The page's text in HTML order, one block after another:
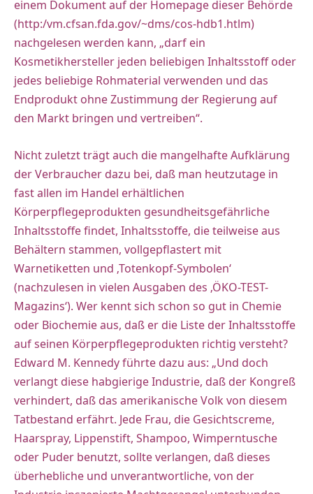
einem Dokument auf der Homepage dieser Behörde
(http:/vm.cfsan.fda.gov/~dms/cos-hdb1.htlm)
nachgelesen werden kann, „darf ein
Kosmetikhersteller jeden beliebigen Inhaltsstoff oder
jedes beliebige Rohmaterial verwenden und das
Endprodukt ohne Zustimmung der Regierung auf
den Markt bringen und vertreiben“.
Nicht zuletzt trägt auch die mangelhafte Aufklärung
der Verbraucher dazu bei, daß man heutzutage in
fast allen im Handel erhältlichen
Körperpflegeprodukten gesundheitsgefährliche
Inhaltsstoffe findet, Inhaltsstoffe, die teilweise aus
Behältern stammen, vollgepflastert mit
Warnetiketten und ‚Totenkopf-Symbolen‘
(nachzulesen in vielen Ausgaben des ‚ÖKO-TEST-
Magazins‘). Wer kennt sich schon so gut in Chemie
oder Biochemie aus, daß er die Liste der Inhaltsstoffe
auf seinen Körperpflegeprodukten richtig versteht?
Edward M. Kennedy führte dazu aus: „Und doch
verlangt diese habgierige Industrie, daß der Kongreß
verhindert, daß das amerikanische Volk von diesem
Tatbestand erfährt. Jede Frau, die Gesichtscreme,
Haarspray, Lippenstift, Shampoo, Wimperntusche
oder Puder benutzt, sollte verlangen, daß dieses
überhebliche und unverantwortliche, von der